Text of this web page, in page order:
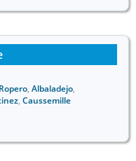
Ropero, Albaladejo,
, Caussemille